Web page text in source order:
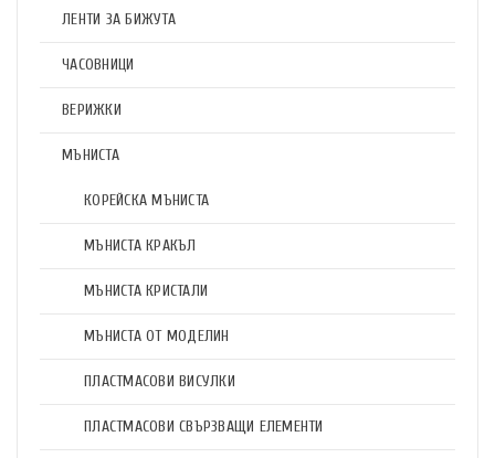
ЛЕНТИ ЗА БИЖУТА
ЧАСОВНИЦИ
ВЕРИЖКИ
МЪНИСТА
КОРЕЙСКА МЪНИСТА
МЪНИСТА КРАКЪЛ
МЪНИСТА КРИСТАЛИ
МЪНИСТА ОТ МОДЕЛИН
ПЛАСТМАСОВИ ВИСУЛКИ
ПЛАСТМАСОВИ СВЪРЗВАЩИ ЕЛЕМЕНТИ